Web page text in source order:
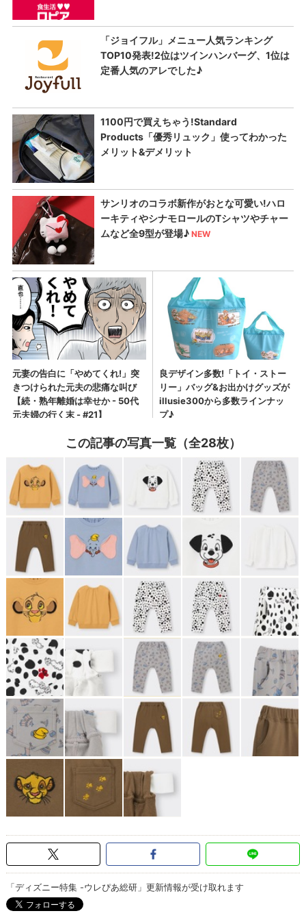
この記事の写真一覧（全28枚）
「ディズニー特集 -ウレぴあ総研」更新情報が受け取れます